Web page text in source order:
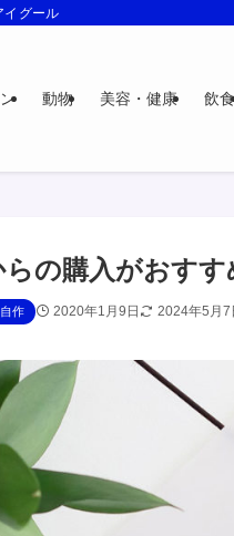
イグール
動物 美容・健康 飲食
の購入がおすす
自作 2020年1月9日 2024年5月7